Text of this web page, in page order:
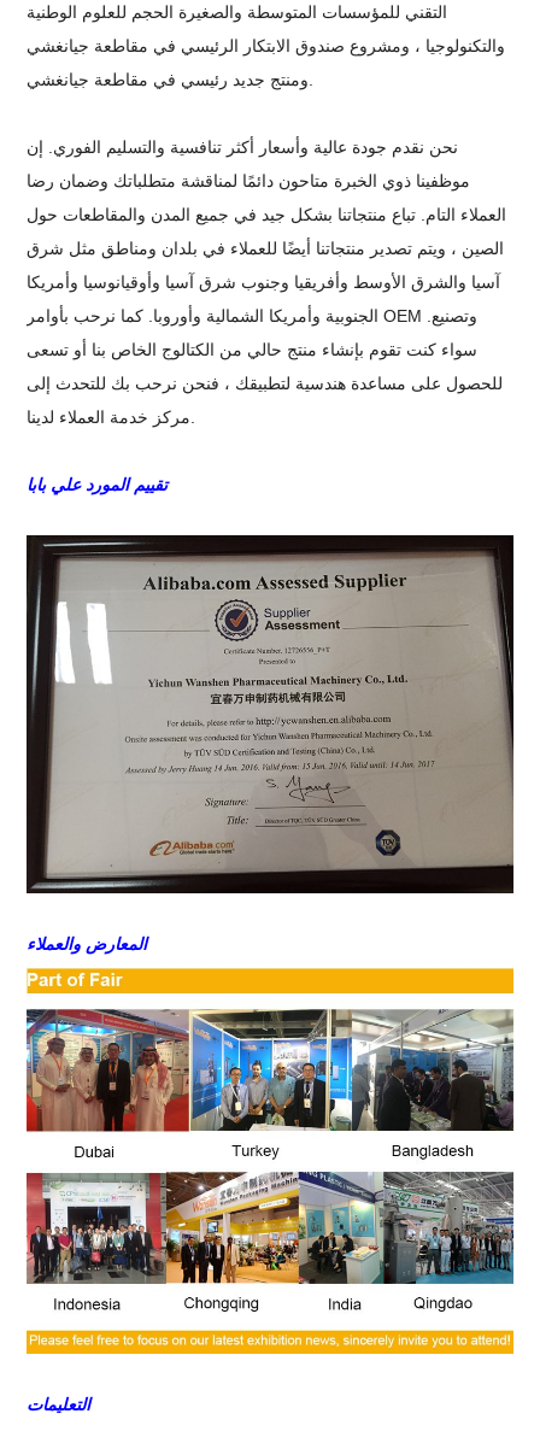
التقني للمؤسسات المتوسطة والصغيرة الحجم للعلوم الوطنية
والتكنولوجيا ، ومشروع صندوق الابتكار الرئيسي في مقاطعة جيانغشي
نحن نقدم جودة عالية وأسعار أكثر تنافسية والتسليم الفوري. إن
موظفينا ذوي الخبرة متاحون دائمًا لمناقشة متطلباتك وضمان رضا
العملاء التام. تباع منتجاتنا بشكل جيد في جميع المدن والمقاطعات حول
الصين ، ويتم تصدير منتجاتنا أيضًا للعملاء في بلدان ومناطق مثل شرق
آسيا والشرق الأوسط وأفريقيا وجنوب شرق آسيا وأوقيانوسيا وأمريكا
الجنوبية وأمريكا الشمالية وأوروبا. كما نرحب بأوامر OEM وتصنيع.
سواء كنت تقوم بإنشاء منتج حالي من الكتالوج الخاص بنا أو تسعى
للحصول على مساعدة هندسية لتطبيقك ، فنحن نرحب بك للتحدث إلى
تقييم المورد علي بابا
المعارض والعملاء
التعليمات